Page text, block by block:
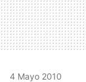
4 Mayo 2010